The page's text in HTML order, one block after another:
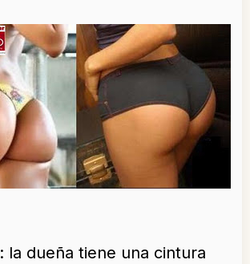
: la dueña tiene una cintura